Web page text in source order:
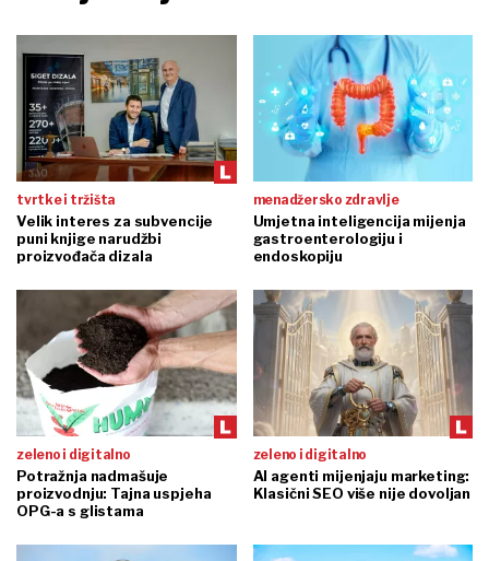
tvrtke i tržišta
Velik interes za subvencije
puni knjige narudžbi
proizvođača dizala
menadžersko zdravlje
Umjetna inteligencija mijenja
gastroenterologiju i
endoskopiju
zeleno i digitalno
Potražnja nadmašuje
proizvodnju: Tajna uspjeha
OPG-a s glistama
zeleno i digitalno
AI agenti mijenjaju marketing:
Klasični SEO više nije dovoljan